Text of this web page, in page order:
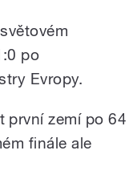
po
Evropy.
první zemí po 64
finále ale